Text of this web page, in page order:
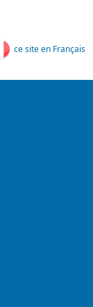
ce site en Français